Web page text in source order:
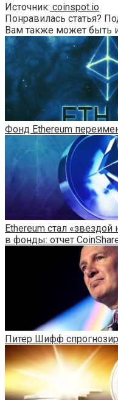
Источник: coinspot.io
Понравилась статья?
Вам также может быть
Фонд Ethereum
Ethereum стал
в фонды: отчет
Питер Шифф